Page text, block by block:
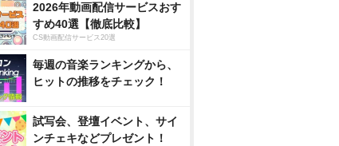
2026年動画配信サービスおす
すめ40選【徹底比較】
CS動画配信サービス20選
毎週の音楽ランキングから、
ヒットの推移をチェック！
試写会、登壇イベント、サイ
ンチェキなどプレゼント！